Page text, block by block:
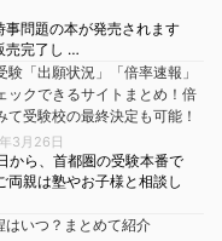
問題の本が発売されます
売完了し …
験「出願状況」「倍率速報」
ックできるサイトまとめ！倍
て受験校の最終決定も可能！
3月26日
から、首都圏の受験本番で
両親は塾やお子様と相談し
はいつ？まとめて紹介